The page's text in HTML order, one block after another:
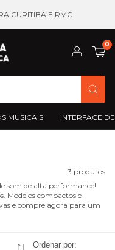
CURITIBA E RMC
0
MUSICAIS INTERFACE
3 produtos
som de alta performance!
Modelos compactos e
e compre agora para um
Ordenar por: